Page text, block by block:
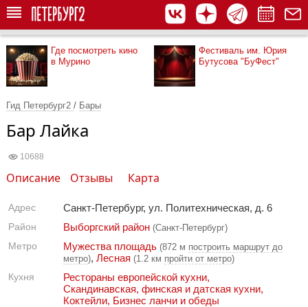
Где посмотреть кино
в Мурино
Фестиваль им. Юрия
Бутусова "БуФест"
Гид Петербург2 / Бары
Бар Лайка
10688
Описание Отзывы Карта
Адрес Санкт-Петербург, ул. Политехническая, д. 6
Район Выборгский район (Санкт-Петербург)
Метро Мужества площадь (872 м построить маршрут до
метро), Лесная (1.2 км пройти от метро)
Кухня Рестораны европейской кухни,
Скандинавская, финская и датская кухни,
Коктейли, Бизнес ланчи и обеды